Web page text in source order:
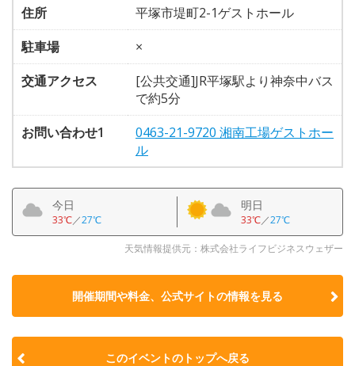
住所
平塚市堤町2-1ゲストホール
駐車場
×
交通アクセス
[公共交通]JR平塚駅より神奈中バス
で約5分
お問い合わせ1
0463-21-9720 湘南工場ゲストホー
ル
今日
33℃／27℃
明日
33℃／27℃
天気情報提供元：株式会社ライフビジネスウェザー
開催期間や料金、公式サイトの情報を見る
このイベントのトップへ戻る